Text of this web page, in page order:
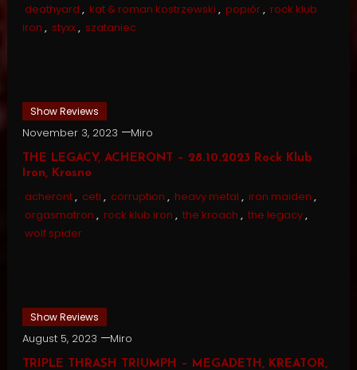
deathyard , kat & roman kostrzewski , popiór, rock klub
iron , styxx, szataniec
Show Reviews
November 3, 2023 Miro
THE LEGACY, ACHERONT – 28.10.2023 Rock Klub
Iron, Krosno
acheront, ceti , corruption , heavy metal , iron maiden ,
orgasmatron , rock klub iron , the kroach , the legacy,
wolf spider
Show Reviews
August 5, 2023 Miro
TRIPLE THRASH TRIUMPH – MEGADETH, KREATOR,